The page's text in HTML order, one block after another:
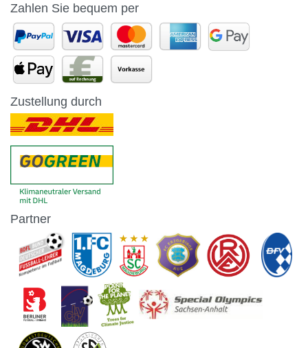
Zahlen Sie bequem per
Zustellung durch
Partner